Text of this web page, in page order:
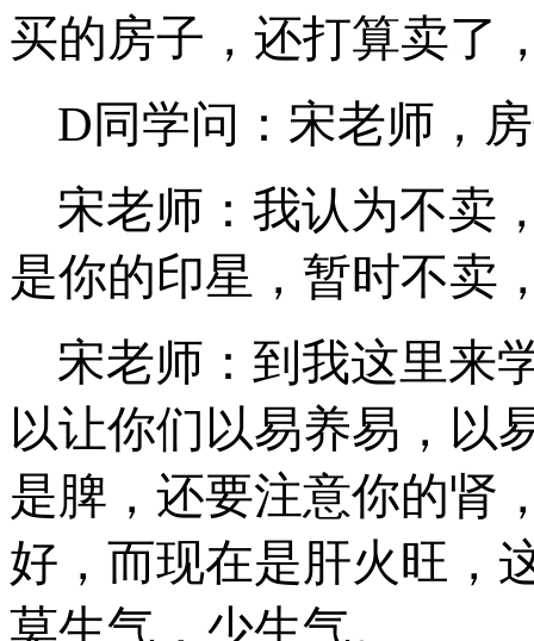
买的房子，还打算卖了
D同学问：宋老师，
宋老师：我认为不卖
是你的印星，暂时不卖
宋老师：到我这里来
以让你们以易养易，以
是脾，还要注意你的肾
好，而现在是肝火旺，
莫生气，少生气。